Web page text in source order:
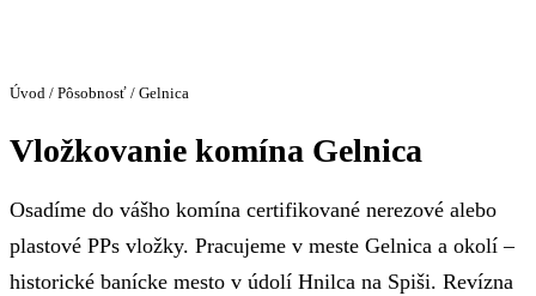
Úvod / Pôsobnosť / Gelnica
Vložkovanie komína Gelnica
Osadíme do vášho komína certifikované nerezové alebo
plastové PPs vložky. Pracujeme v meste Gelnica a okolí –
historické banícke mesto v údolí Hnilca na Spiši. Revízna